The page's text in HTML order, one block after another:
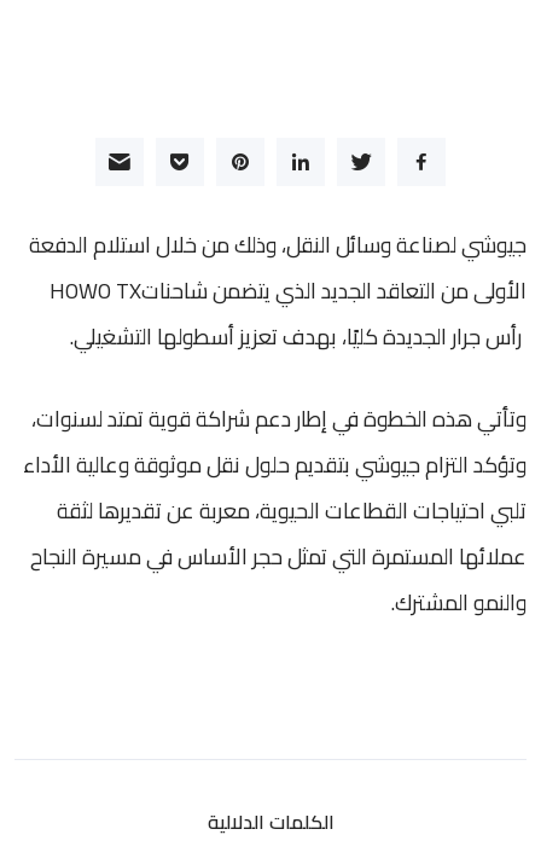
جيوشي لصناعة وسائل النقل، وذلك من خلال استلام الدفعة
الأولى من التعاقد الجديد الذي يتضمن شاحناتHOWO TX
رأس جرار الجديدة كليًا، بهدف تعزيز أسطولها التشغيلي.
وتأتي هذه الخطوة في إطار دعم شراكة قوية تمتد لسنوات،
وتؤكد التزام جيوشي بتقديم حلول نقل موثوقة وعالية الأداء
تلبي احتياجات القطاعات الحيوية، معربة عن تقديرها لثقة
عملائها المستمرة التي تمثل حجر الأساس في مسيرة النجاح
والنمو المشترك.
الكلمات الدلالية